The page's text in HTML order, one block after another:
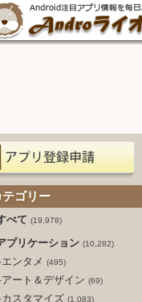
テゴリー
べて (19,978)
プリケーション (10,282)
ンタメ (495)
ート＆デザイン (69)
スタマイズ (1,083)